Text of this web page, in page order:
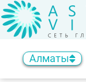
Алматы